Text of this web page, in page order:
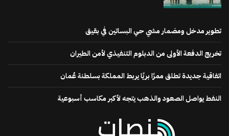
تطوير مدخل ومضمار مشي حي البساتين في بقيق
تخريج الدفعة الأولى من الدبلوم التنفيذي لأمن الطيران
اتفاقية جديدة تطلق ممرًا بريًا يربط المملكة بسلطنة عُمان
النفط يواصل الصعود والذهب يتجه لأكبر مكاسب أسبوعية